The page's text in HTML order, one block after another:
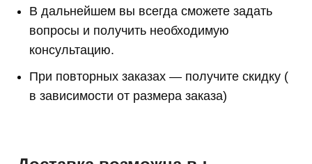
В дальнейшем вы всегда сможете задать
вопросы и получить необходимую
консультацию.
При повторных заказах — получите скидку (
в зависимости от размера заказа)